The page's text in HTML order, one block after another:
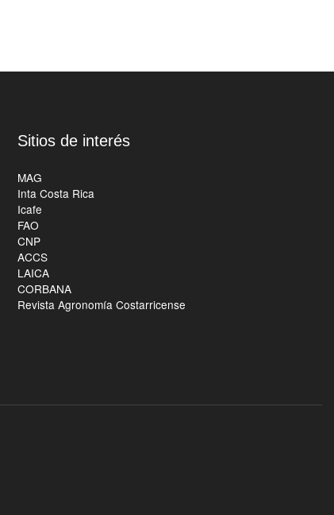
Sitios de interés
MAG
Inta Costa Rica
Icafe
FAO
CNP
ACCS
LAICA
CORBANA
Revista Agronomía Costarricense